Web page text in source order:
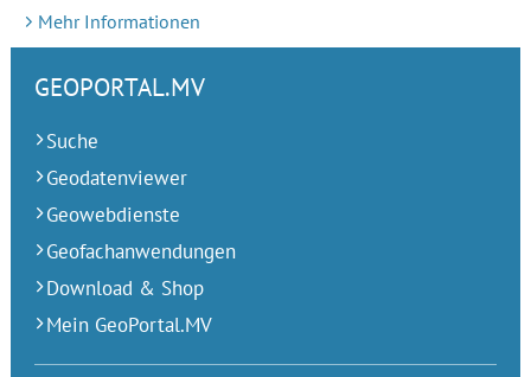
Mehr Informationen
GEOPORTAL.MV
Suche
Geodatenviewer
Geowebdienste
Geofachanwendungen
Download & Shop
Mein GeoPortal.MV